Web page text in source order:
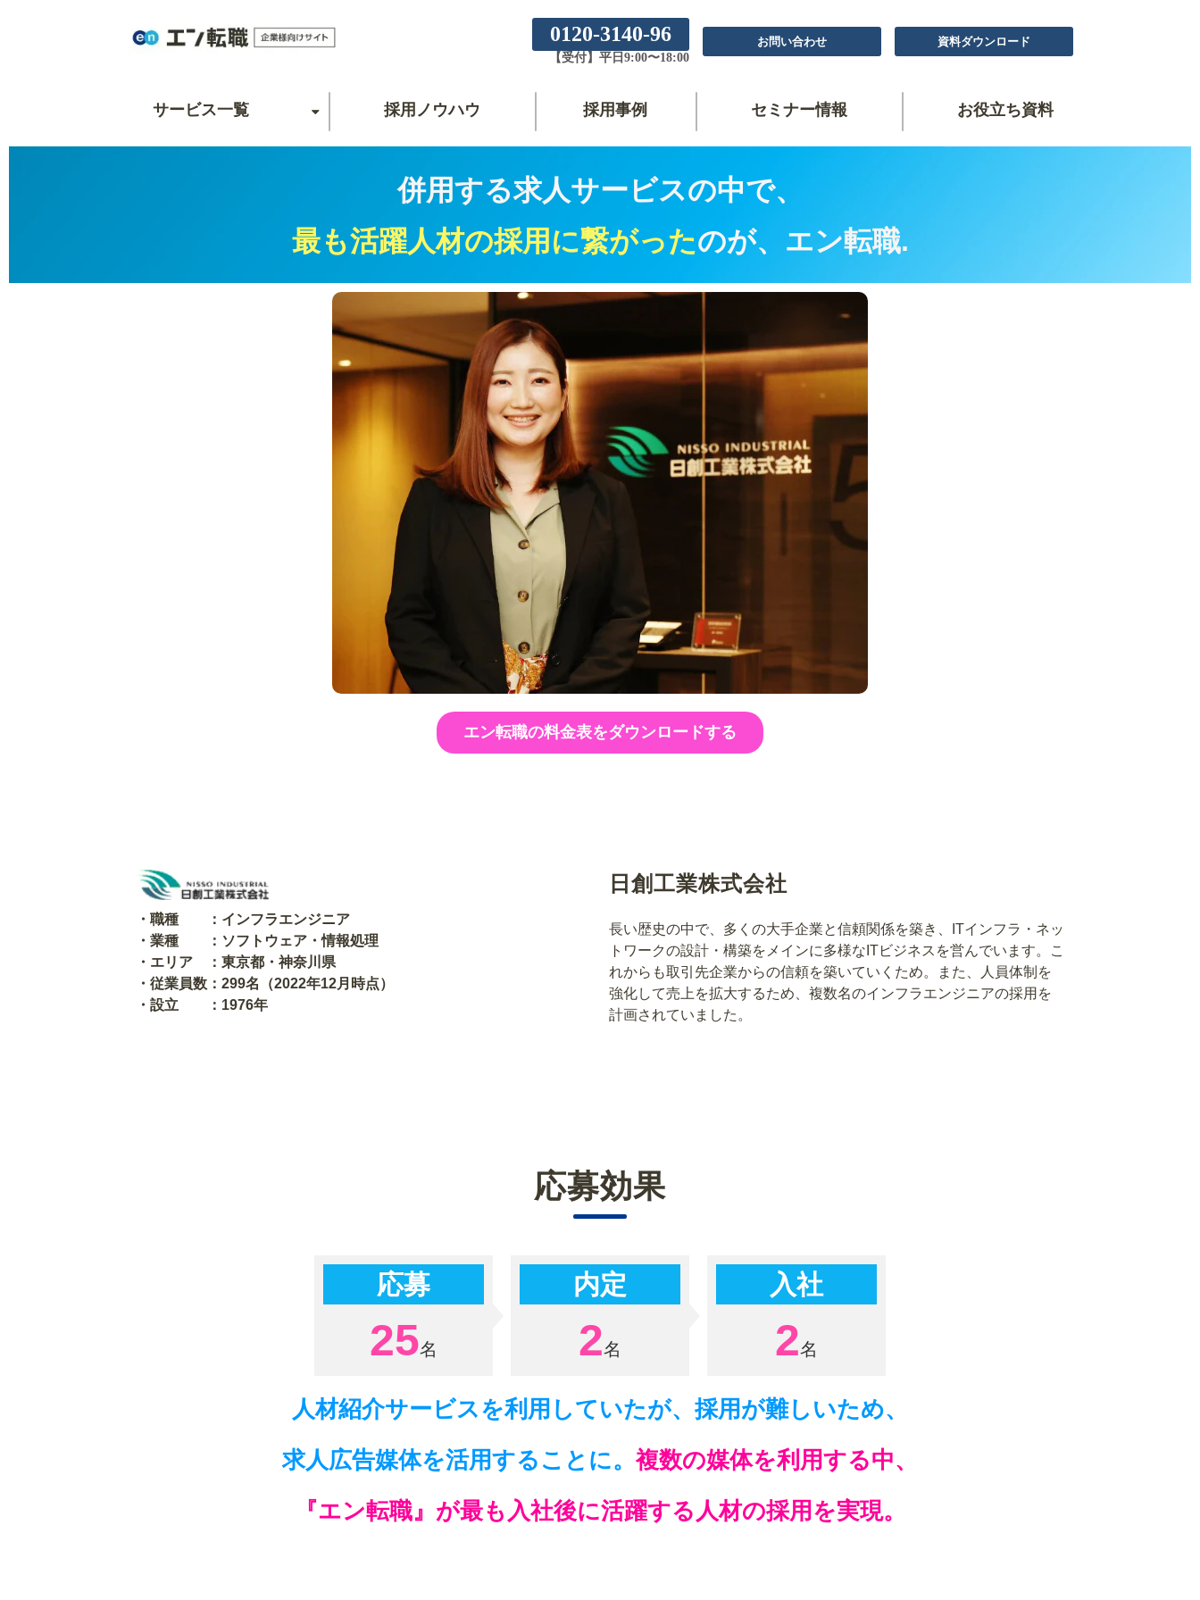
0120-3140-96
【受付】平日9:00〜18:00
お問い合わせ 資料ダウンロード
サービス一覧 採用ノウハウ 採用事例 セミナー情報 お役立ち資料
併用する求人サービスの中で、
最も活躍人材の採用に繋がったのが、エン転職.
エン転職の料金表をダウンロードする
・職種 ：インフラエンジニア
・業種 ：ソフトウェア・情報処理
・エリア ：東京都・神奈川県
・従業員数：299名（2022年12月時点）
・設立 ：1976年
日創工業株式会社
長い歴史の中で、多くの大手企業と信頼関係を築き、ITインフラ・ネッ
トワークの設計・構築をメインに多様なITビジネスを営んでいます。こ
れからも取引先企業からの信頼を築いていくため。また、人員体制を
強化して売上を拡大するため、複数名のインフラエンジニアの採用を
計画されていました。
応募効果
応募
25
内定
2
入社
2
人材紹介サービスを利用していたが、採用が難しいため、
求人広告媒体を活用することに。複数の媒体を利用する中、
『エン転職』が最も入社後に活躍する人材の採用を実現。